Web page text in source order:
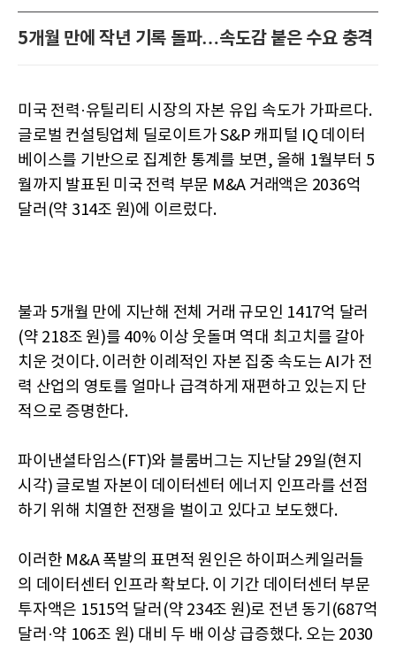
5개월 만에 작년 기록 돌파…속도감 붙은 수요 충격
미국 전력·유틸리티 시장의 자본 유입 속도가 가파르다.
글로벌 컨설팅업체 딜로이트가 S&P 캐피털 IQ 데이터
베이스를 기반으로 집계한 통계를 보면, 올해 1월부터 5
월까지 발표된 미국 전력 부문 M&A 거래액은 2036억
달러(약 314조 원)에 이르렀다.
불과 5개월 만에 지난해 전체 거래 규모인 1417억 달러
(약 218조 원)를 40% 이상 웃돌며 역대 최고치를 갈아
치운 것이다. 이러한 이례적인 자본 집중 속도는 AI가 전
력 산업의 영토를 얼마나 급격하게 재편하고 있는지 단
적으로 증명한다.
파이낸셜타임스(FT)와 블룸버그는 지난달 29일(현지
시각) 글로벌 자본이 데이터센터 에너지 인프라를 선점
하기 위해 치열한 전쟁을 벌이고 있다고 보도했다.
이러한 M&A 폭발의 표면적 원인은 하이퍼스케일러들
의 데이터센터 인프라 확보다. 이 기간 데이터센터 부문
투자액은 1515억 달러(약 234조 원)로 전년 동기(687억
달러·약 106조 원) 대비 두 배 이상 급증했다. 오는 2030